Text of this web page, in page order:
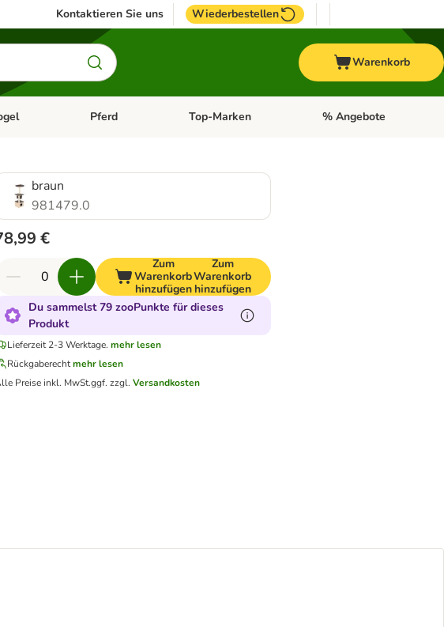
Kontaktieren Sie uns Wiederbestellen
Warenkorb
Menü öffnen: FischKategorie-Menü öffnen: Vogel
Pferd Kategorie-Menü öffnen: Pferd
Top-Marken Kategorie-Menü öffnen:
% Angebote
braun
981479.0
€
Zum
Warenkorb
hinzufügen
Zum
Warenkorb
hinzufügen
Du sammelst 79 zooPunkte für dieses
Produkt
Lieferzeit 2-3 Werktage. mehr lesen
Rückgaberechtmehr lesen
Preise inkl. MwSt.ggf. zzgl.Versandkosten